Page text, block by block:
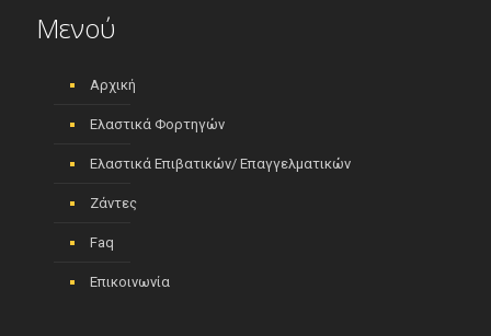
Μενού
Αρχική
Ελαστικά Φορτηγών
Ελαστικά Επιβατικών/ Επαγγελματικών
Ζάντες
Faq
Επικοινωνία